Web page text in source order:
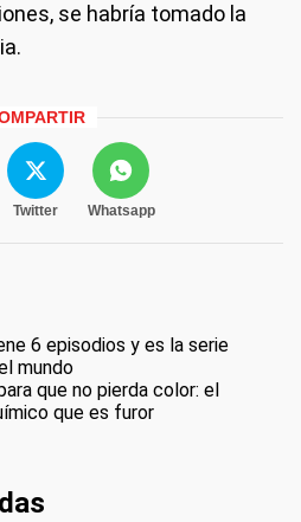
se habría tomado la
Twitter Whatsapp
6 episodios y es la serie
mundo
que no pierda color: el
que es furor